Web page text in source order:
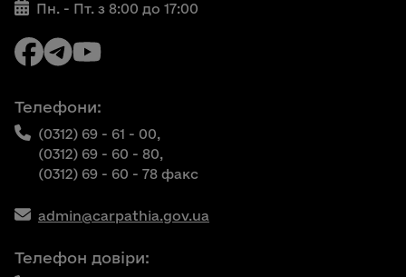
Пн. - Пт. з 8:00 до 17:00
Телефони:
(0312) 69 - 61 - 00,
(0312) 69 - 60 - 80,
(0312) 69 - 60 - 78 факс
admin@carpathia.gov.ua
Телефон довіри: